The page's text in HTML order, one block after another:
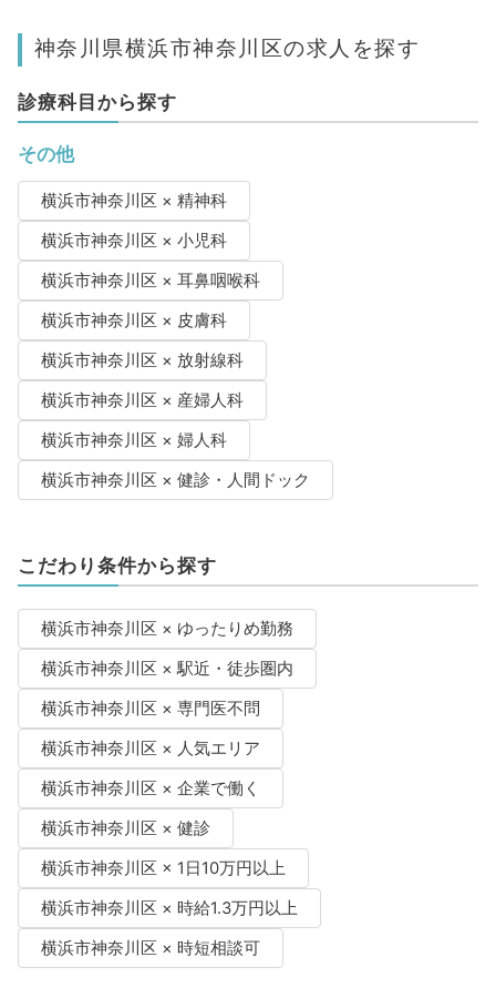
神奈川県横浜市神奈川区の求人を探す
診療科目から探す
その他
横浜市神奈川区 × 精神科
横浜市神奈川区 × 小児科
横浜市神奈川区 × 耳鼻咽喉科
横浜市神奈川区 × 皮膚科
横浜市神奈川区 × 放射線科
横浜市神奈川区 × 産婦人科
横浜市神奈川区 × 婦人科
横浜市神奈川区 × 健診・人間ドック
こだわり条件から探す
横浜市神奈川区 × ゆったりめ勤務
横浜市神奈川区 × 駅近・徒歩圏内
横浜市神奈川区 × 専門医不問
横浜市神奈川区 × 人気エリア
横浜市神奈川区 × 企業で働く
横浜市神奈川区 × 健診
横浜市神奈川区 × 1日10万円以上
横浜市神奈川区 × 時給1.3万円以上
横浜市神奈川区 × 時短相談可